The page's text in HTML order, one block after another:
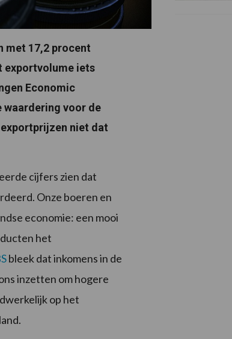
met 17,2 procent
exportvolume iets
Economic
waardering voor de
niet dat
cijfers zien dat
Onze boeren en
economie: een mooi
het
bleek dat inkomens in de
inzetten om hogere
op het